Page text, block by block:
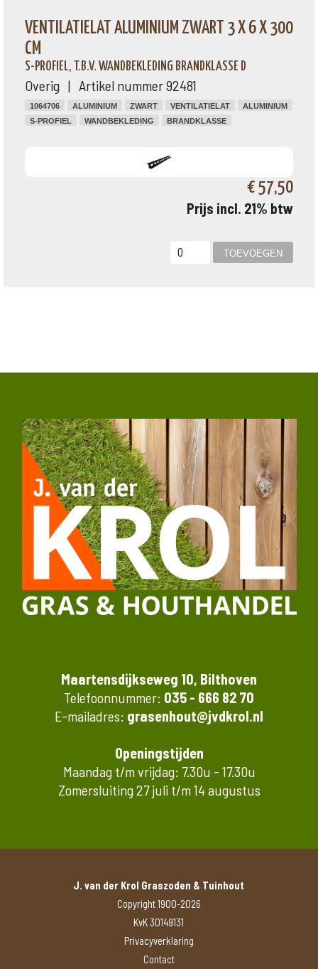
VENTILATIELAT ALUMINIUM ZWART 3 X 6 X 300
CM
S-PROFIEL, T.B.V. WANDBEKLEDING BRANDKLASSE D
Overig | Artikel nummer 92481
1064706 ALUMINIUM ZWART VENTILATIELAT
ALUMINIUM
S-PROFIEL
WANDBEKLEDING BRANDKLASSE
€ 57,50
Prijs incl. 21% btw
Maartensdijkseweg 10, Bilthoven
Telefoonnummer: 035 - 666 82 70
E-mailadres: grasenhout@jvdkrol.nl
Openingstijden
Maandag t/m vrijdag: 7.30u - 17.30u
Zomersluiting 27 juli t/m 14 augustus
J. van der Krol Graszoden & Tuinhout
Copyright 1900-2026
KvK 30149131
Privacyverklaring
Contact